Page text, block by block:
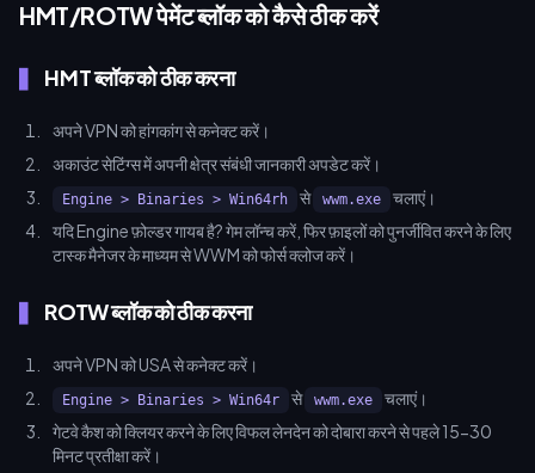
HMT/ROTW पेमेंट ब्लॉक को कैसे ठीक करें
HMT ब्लॉक को ठीक करना
अपने VPN को हांगकांग से कनेक्ट करें।
अकाउंट सेटिंग्स में अपनी क्षेत्र संबंधी जानकारी अपडेट करें।
Engine > Binaries > Win64rh से wwm.exe
चलाएं।
यदि Engine फ़ोल्डर गायब है? गेम लॉन्च करें, फिर फ़ाइलों को पुनर्जीवित करने के लिए
टास्क मैनेजर के माध्यम से WWM को फोर्स क्लोज करें।
ROTW ब्लॉक को ठीक करना
अपने VPN को USA से कनेक्ट करें।
Engine > Binaries > Win64r से wwm.exe
चलाएं।
गेटवे कैश को क्लियर करने के लिए विफल लेनदेन को दोबारा करने से पहले 15-30
मिनट प्रतीक्षा करें।